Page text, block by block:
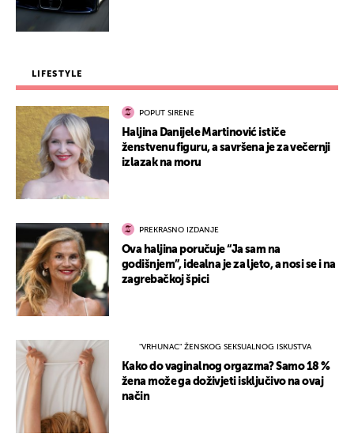
LIFESTYLE
POPUT SIRENE
Haljina Danijele Martinović ističe
ženstvenu figuru, a savršena je za večernji
izlazak na moru
PREKRASNO IZDANJE
Ova haljina poručuje “Ja sam na
godišnjem”, idealna je za ljeto, a nosi se i na
zagrebačkoj špici
"VRHUNAC" ŽENSKOG SEKSUALNOG ISKUSTVA
Kako do vaginalnog orgazma? Samo 18 %
žena može ga doživjeti isključivo na ovaj
način